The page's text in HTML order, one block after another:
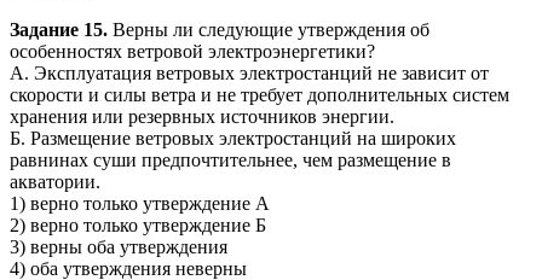
Задание 15. Верны ли следующие утверждения об
особенностях ветровой электроэнергетики?
А. Эксплуатация ветровых электростанций не зависит от
скорости и силы ветра и не требует дополнительных систем
хранения или резервных источников энергии.
Б. Размещение ветровых электростанций на широких
равнинах суши предпочтительнее, чем размещение в
акватории.
1) верно только утверждение А
2) верно только утверждение Б
3) верны оба утверждения
4) оба утверждения неверны